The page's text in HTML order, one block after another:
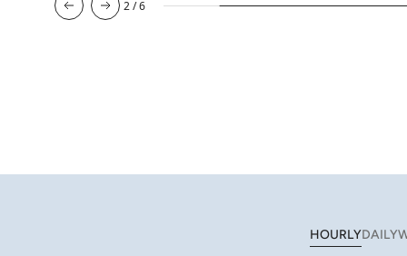
2/6
HOURLYDAILY